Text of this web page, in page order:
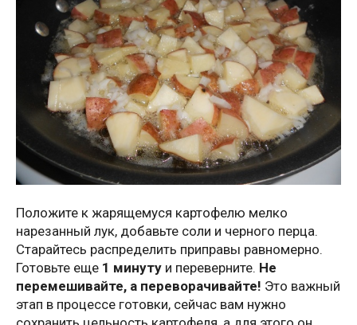
Положите к жарящемуся картофелю мелко
нарезанный лук, добавьте соли и черного перца.
Старайтесь распределить приправы равномерно.
Готовьте еще 1 минуту и переверните. Не
перемешивайте, а переворачивайте! Это важный
этап в процессе готовки, сейчас вам нужно